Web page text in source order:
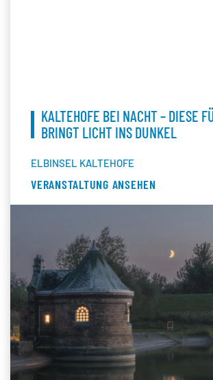
KALTEHOFE BEI NACHT – DIESE
BRINGT LICHT INS DUNKEL
ELBINSEL KALTEHOFE
VERANSTALTUNG ANSEHEN